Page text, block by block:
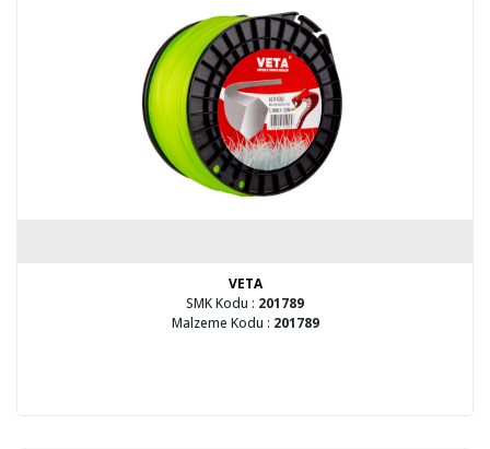
VETA
SMK Kodu : 201789
Malzeme Kodu : 201789